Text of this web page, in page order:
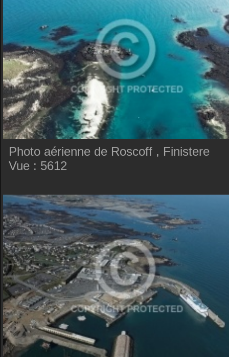
Photo aérienne de Roscoff , Finistere
Vue : 5612